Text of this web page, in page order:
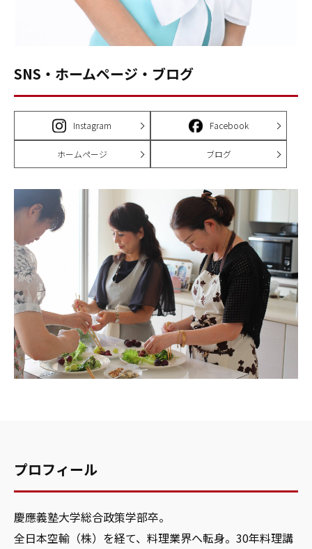
SNS・ホームページ・ブログ
Instagram Facebook
ホームページ ブログ
プロフィール
慶應義塾大学総合政策学部卒。
全日本空輸（株）を経て、料理業界へ転身。30年料理講